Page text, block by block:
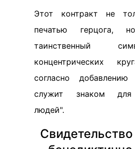
Этот контракт не
печатью герцога,
таинственный
концентрических
согласно
служит знаком для
людей".